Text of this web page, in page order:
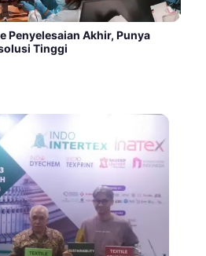
Penyelesaian Akhir, Punya
Tinggi